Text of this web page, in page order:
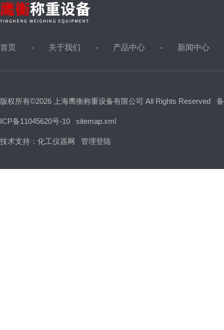
首页 关于我们 产品中心 新闻中心
版权所有©2026 上海鹰衡称重设备有限公司 All Rights Reserved
ICP备11045620号-10 sitemap.xml
技术支持： 化工仪器网 管理登陆